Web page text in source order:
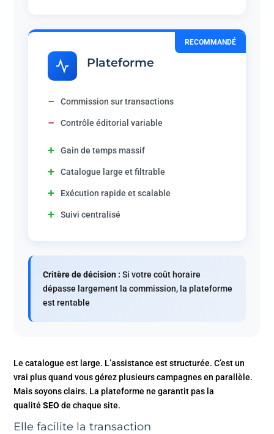
RECOMMANDÉ
Plateforme
− Commission sur transactions
− Contrôle éditorial variable
+ Gain de temps massif
+ Catalogue large et filtrable
+ Exécution rapide et scalable
+ Suivi centralisé
Critère de décision : Si votre coût horaire
dépasse largement la commission, la plateforme
est rentable
Le catalogue est large. L’assistance est structurée. C’est un
vrai plus quand vous gérez plusieurs campagnes en parallèle.
Mais soyons clairs. La plateforme ne garantit pas la
qualitéSEO de chaque site.
Elle facilite la transaction